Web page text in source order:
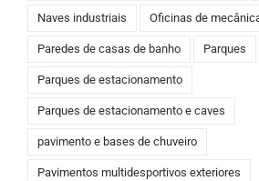
Naves industriais Oficinas de
Paredes de casas de banho Parques
Parques de estacionamento
Parques de estacionamento e caves
pavimento e bases de chuveiro
Pavimentos multidesportivos exteriores